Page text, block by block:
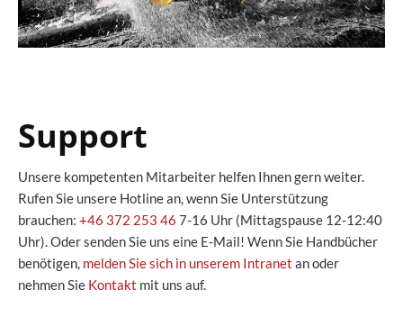
Support
Unsere kompetenten Mitarbeiter helfen Ihnen gern weiter.
Rufen Sie unsere Hotline an, wenn Sie Unterstützung
brauchen: +46 372 253 46 7-16 Uhr (Mittagspause 12-12:40
Uhr). Oder senden Sie uns eine E-Mail! Wenn Sie Handbücher
benötigen, melden Sie sich in unserem Intranet an oder
nehmen Sie Kontakt mit uns auf.